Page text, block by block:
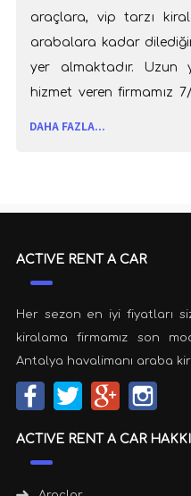
araçlara, vip tarzı
arabalara kadar
yer almaktadır. Uzun
hizmet veren firmamız
DAHA FAZLA...
ACTIVE RENT A CAR
Her sezon en iyi fiyatları
kiralama firmamız son
Antalya havalimanı araba
ACTIVE RENT A CAR